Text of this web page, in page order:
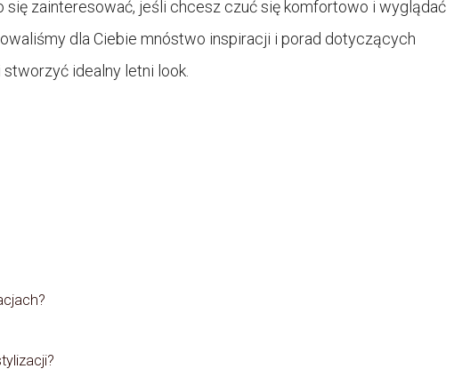
zainteresować, jeśli chcesz czuć się komfortowo i wyglądać
dla Ciebie mnóstwo inspiracji i porad dotyczących
idealny letni look.